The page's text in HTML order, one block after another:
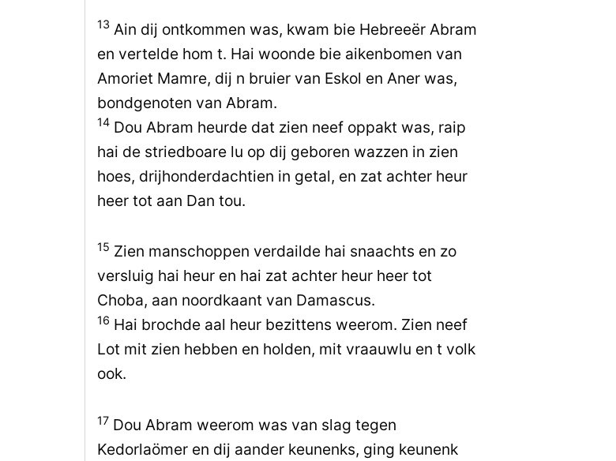
13 Ain dij ontkommen was, kwam bie Hebreeër Abram
en vertelde hom t. Hai woonde bie aikenbomen van
Amoriet Mamre, dij n bruier van Eskol en Aner was,
bondgenoten van Abram.
14 Dou Abram heurde dat zien neef oppakt was, raip
hai de striedboare lu op dij geboren wazzen in zien
hoes, drijhonderdachtien in getal, en zat achter heur
heer tot aan Dan tou.
15 Zien manschoppen verdailde hai snaachts en zo
versluig hai heur en hai zat achter heur heer tot
Choba, aan noordkaant van Damascus.
16 Hai brochde aal heur bezittens weerom. Zien neef
Lot mit zien hebben en holden, mit vraauwlu en t volk
ook.
17 Dou Abram weerom was van slag tegen
Kedorlaömer en dij aander keunenks, ging keunenk